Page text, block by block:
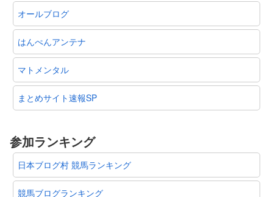
オールブログ
はんぺんアンテナ
マトメンタル
まとめサイト速報SP
参加ランキング
日本ブログ村 競馬ランキング
競馬ブログランキング